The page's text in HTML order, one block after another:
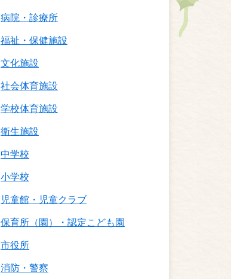
病院・診療所
福祉・保健施設
文化施設
社会体育施設
学校体育施設
衛生施設
中学校
小学校
児童館・児童クラブ
保育所（園）・認定こども園
市役所
消防・警察